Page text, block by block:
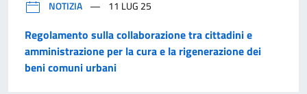
NOTIZIA 11 LUG 25
Regolamento sulla collaborazione tra cittadini e
amministrazione per la cura e la rigenerazione dei
beni comuni urbani